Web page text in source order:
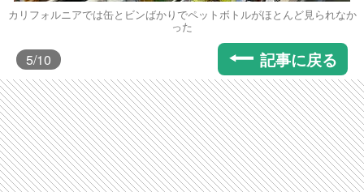
カリフォルニアでは缶とビンばかりでペットボトルがほとんど見られなか
った
5/10 記事に戻る